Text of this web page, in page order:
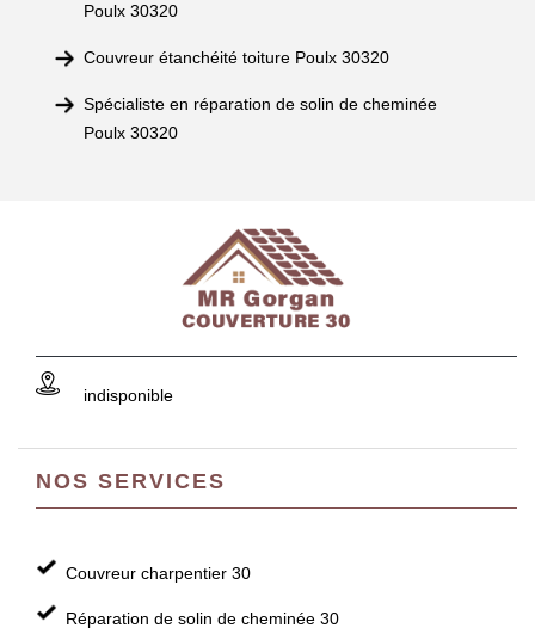
Poulx 30320
Couvreur étanchéité toiture Poulx 30320
Spécialiste en réparation de solin de cheminée
Poulx 30320
indisponible
NOS SERVICES
Couvreur charpentier 30
Réparation de solin de cheminée 30